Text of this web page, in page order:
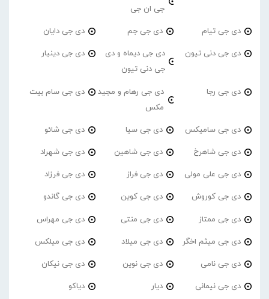
جی ان جی
دی جی تیام دی جی جم دی جی دایان
دی جی دنی تیون
دی جی دیماه و دی
جی دنی تیون
دی جی دینیار
دی جی رجا
دی جی رهام و مجید
مکس
دی جی سام بیت
دی جی سامیکس دی جی سیا دی جی شائو
دی جی شاهرخ دی جی شاهین دی جی شهراد
دی جی علی مولی دی جی فراز دی جی فرزاد
دی جی کوروش دی جی کوین دی جی گاندو
دی جی ممتاز دی جی منتی دی جی مهراس
دی جی میثم اخگر دی جی میلاد دی جی میلکس
دی جی نامی دی جی نوین دی جی نیکان
دی جی نیمانی دیار دیاکو